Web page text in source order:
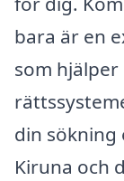
bara är en
som
din sökning
Kiruna och